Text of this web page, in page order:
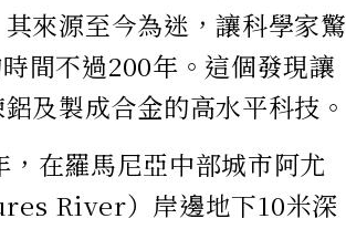
來源至今為迷，讓科學家驚
間不過200年。這個發現讓
及製成合金的高水平科技。
在羅馬尼亞中部城市阿尤
River）岸邊地下10米深